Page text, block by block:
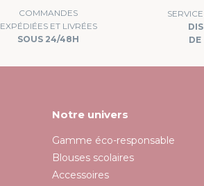
COMMANDES
EXPÉDIÉES ET LIVRÉES
SOUS 24/48H
DE
Notre univers
Gamme éco-responsable
Blouses scolaires
Accessoires